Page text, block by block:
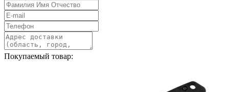
Покупаемый товар: